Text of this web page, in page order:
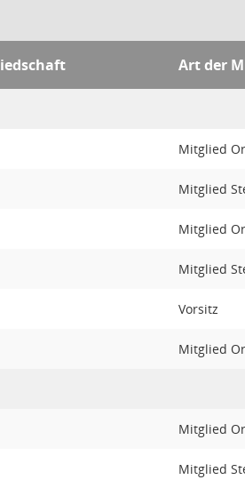
Art der
Mitglied
Mitglied
Mitglied
Mitglied
Vorsitz
Mitglied
Mitglied
Mitglied